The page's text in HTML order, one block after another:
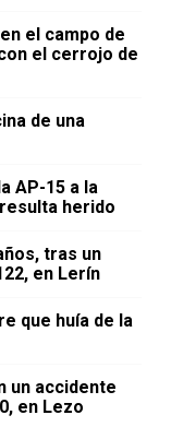
el campo de
el cerrojo de
de una
AP-15 a la
herido
tras un
en Lerín
que huía de la
un accidente
en Lezo